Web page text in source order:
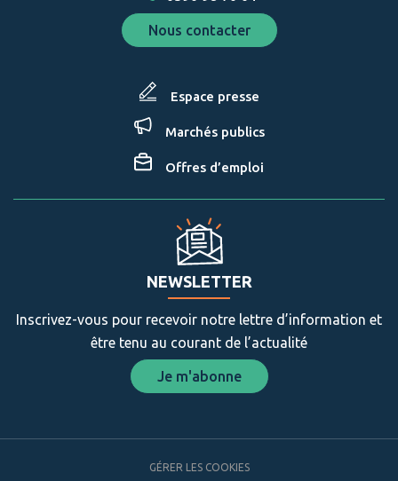
Nous contacter
Espace presse
Marchés publics
Offres d’emploi
NEWSLETTER
Inscrivez-vous pour recevoir notre lettre d’information et
être tenu au courant de l’actualité
Je m'abonne
GÉRER LES COOKIES